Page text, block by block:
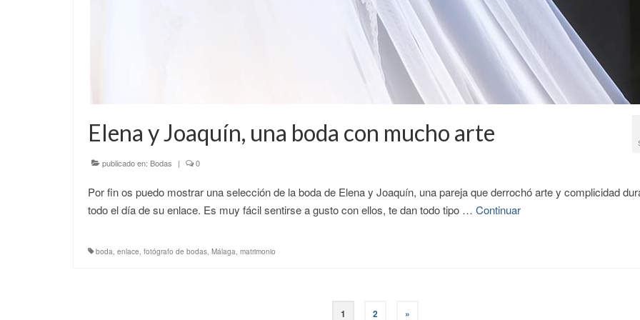
Elena y Joaquín, una boda con mucho arte
publicado en: Bodas | 0
Por fin os puedo mostrar una selección de la boda de Elena y Joaquín, una pareja que derrochó arte y complicidad
todo el día de su enlace. Es muy fácil sentirse a gusto con ellos, te dan todo tipo … Continuar
boda enlace fotógrafo de bodas Málaga matrimonio
1 2 »